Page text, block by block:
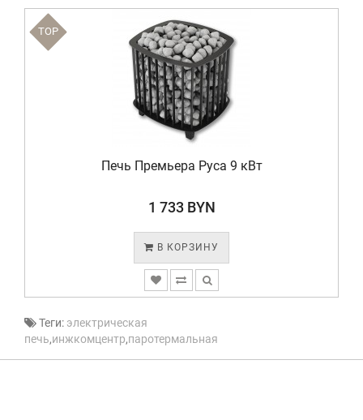
TOP
Печь Премьера Руса 9 кВт
1 733 BYN
В КОРЗИНУ
Теги: электрическая
печь,инжкомцентр,паротермальная